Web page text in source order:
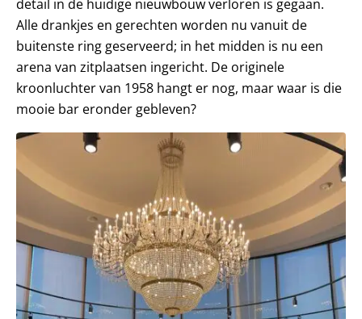
detail in de huidige nieuwbouw verloren is gegaan.
Alle drankjes en gerechten worden nu vanuit de
buitenste ring geserveerd; in het midden is nu een
arena van zitplaatsen ingericht. De originele
kroonluchter van 1958 hangt er nog, maar waar is die
mooie bar eronder gebleven?